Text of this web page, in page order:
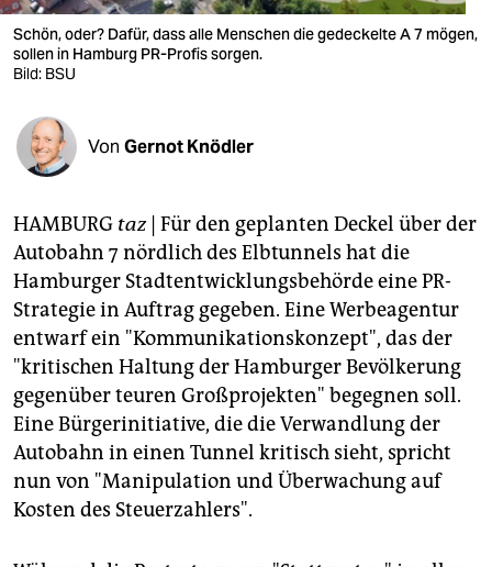
verlag
veranstaltungen
shop
fragen & hilfe
abo
genossenschaft
epaper login
Schön, oder? Dafür, dass alle Menschen die gedeckelte A 7 mögen,
sollen in Hamburg PR-Profis sorgen.
Bild: BSU
Von Gernot Knödler
HAMBURG taz| Für den geplanten Deckel über der
Autobahn 7 nördlich des Elbtunnels hat die
Hamburger Stadtentwicklungsbehörde eine PR-
Strategie in Auftrag gegeben. Eine Werbeagentur
entwarf ein "Kommunikationskonzept", das der
"kritischen Haltung der Hamburger Bevölkerung
gegenüber teuren Großprojekten" begegnen soll.
Eine Bürgerinitiative, die die Verwandlung der
Autobahn in einen Tunnel kritisch sieht, spricht
nun von "Manipulation und Überwachung auf
Kosten des Steuerzahlers".